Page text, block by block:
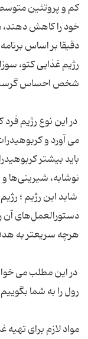
کم و پروتئین
خود را کاهش دهند،
دقیقا بر اساس
رژیم غذایی کتو،
شخص احساس
در این نوع رژیم
می آورد و
باید بیشتر
نوشابه، شیرینی‌ها
شاید این رژیم ؛
دستورالعمل‌های آن
هرچه سریعتر به
در این مطلب می
رول را به شما
مواد لازم برای